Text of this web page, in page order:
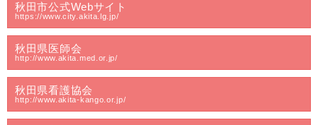
秋田市公式Webサイト
https://www.city.akita.lg.jp/
秋田県医師会
http://www.akita.med.or.jp/
秋田県看護協会
http://www.akita-kango.or.jp/